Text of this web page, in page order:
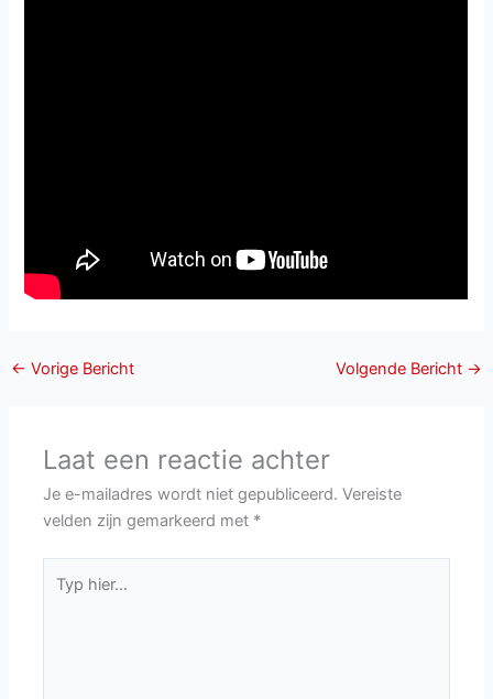
← Vorige Bericht Volgende Bericht →
Laat een reactie achter
Je e-mailadres wordt niet gepubliceerd. Vereiste
velden zijn gemarkeerd met *
hier...